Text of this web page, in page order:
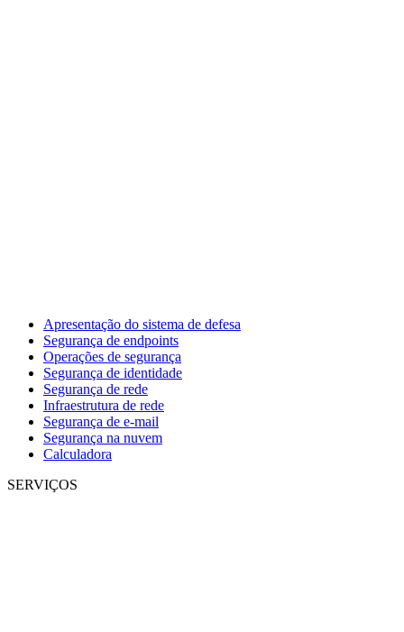
Apresentação do sistema de defesa
Segurança de endpoints
Operações de segurança
Segurança de identidade
Segurança de rede
Infraestrutura de rede
Segurança de e-mail
Segurança na nuvem
Calculadora
SERVIÇOS